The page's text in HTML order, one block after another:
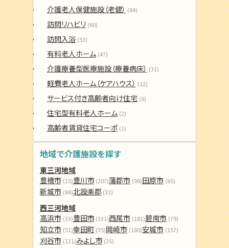
介護老人保健施設（老健） (84)
訪問リハビリ (60)
訪問入浴 (53)
有料老人ホーム (47)
介護療養型医療施設（療養病床） (31)
軽費老人ホーム（ケアハウス） (12)
サービス付き高齢者向け住宅 (6)
住宅型有料老人ホーム (2)
高齢者賃貸住宅コーポ (1)
地域で介護施設を探す
東三河地域
豊橋市 (15)豊川市 (207)蒲郡市 (98)田原市 (65)
新城市 (84)北設楽郡 (32)
西三河地域
高浜市 (33)豊田市 (331)西尾市 (181)碧南市 (79)
知立市 (51)幸田町 (35)岡崎市 (180)安城市 (157)
刈谷市 (121)みよし市 (35)